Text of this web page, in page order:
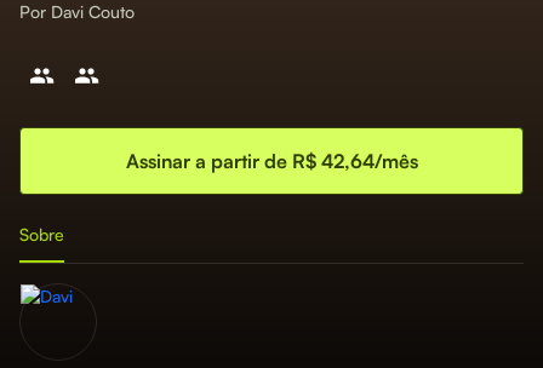
Por Davi Couto
Assinar a partir de R$ 42,64/mês
Sobre